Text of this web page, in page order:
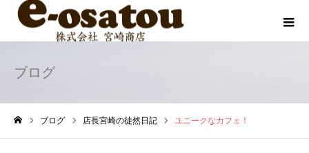
ブログ
ブログ 店長宮崎の徒然日記 ユニークなカフェ！